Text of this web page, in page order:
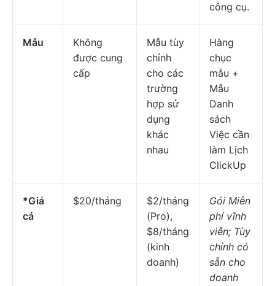
công cụ.
Mẫu
Không
được cung
cấp
Mẫu tùy
chỉnh
cho các
trường
hợp sử
dụng
khác
nhau
Hàng
chục
mẫu +
Mẫu
Danh
sách
Việc cần
làm Lịch
ClickUp
*Giá
cả
$20/tháng
$2/tháng
(Pro),
$8/tháng
(kinh
doanh)
Gói Miễn
phí vĩnh
viễn; Tùy
chỉnh có
sẵn cho
doanh